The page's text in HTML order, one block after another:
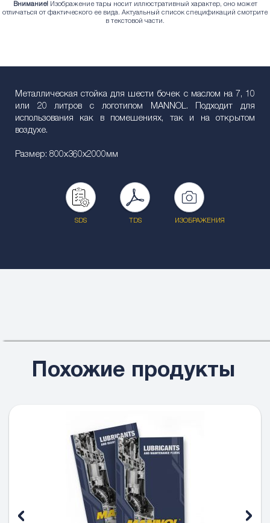
Внимание! Изображение тары носит иллюстративный характер, оно может
отличаться от фактического ее вида. Актуальный список спецификаций смотрите
в текстовой части.
Металлическая стойка для шести бочек с маслом на 7, 10
или 20 литров с логотипом MANNOL. Подходит для
использования как в помешениях, так и на открытом
воздухе.
Размер: 800x360x2000мм
SDS TDS ИЗОБРАЖЕНИЯ
Похожие продукты